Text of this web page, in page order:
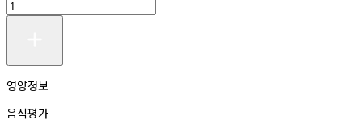
영양정보
음식평가